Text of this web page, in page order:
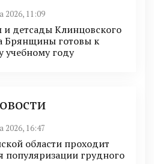
2026, 11:09
детсады Клинцовского
Брянщины готовы к
учебному году
2026, 16:47
области проходит
популяризации грудного